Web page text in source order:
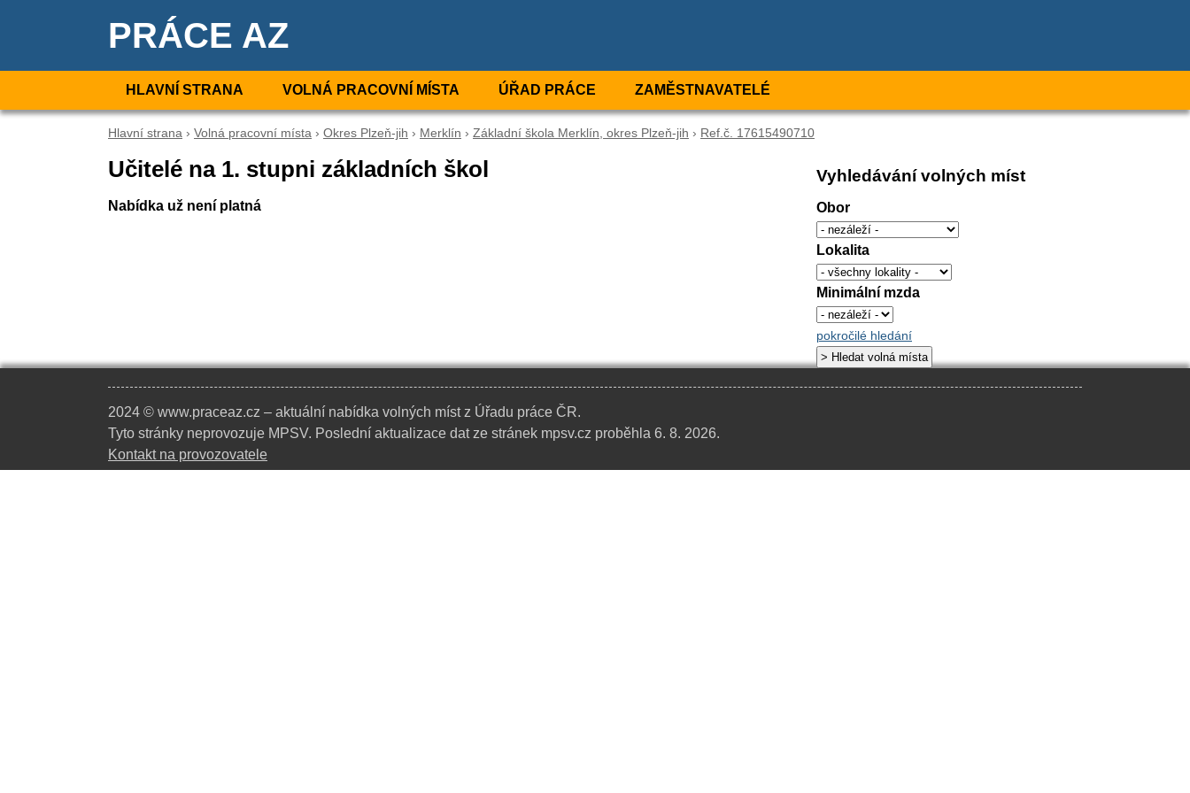
PRÁCE AZ
HLAVNÍ STRANA VOLNÁ PRACOVNÍ MÍSTA ÚŘAD PRÁCE ZAMĚSTNAVATELÉ
Hlavní strana › Volná pracovní místa › Okres Plzeň-jih › Merklín › Základní škola Merklín, okres Plzeň-jih › Ref.č. 17615490710
Učitelé na 1. stupni základních škol
Nabídka už není platná
Vyhledávání volných míst
Obor
Lokalita
Minimální mzda
pokročilé hledání
2024 © www.praceaz.cz – aktuální nabídka volných míst z Úřadu práce ČR.
Tyto stránky neprovozuje MPSV. Poslední aktualizace dat ze stránek mpsv.cz proběhla 6. 8. 2026.
Kontakt na provozovatele